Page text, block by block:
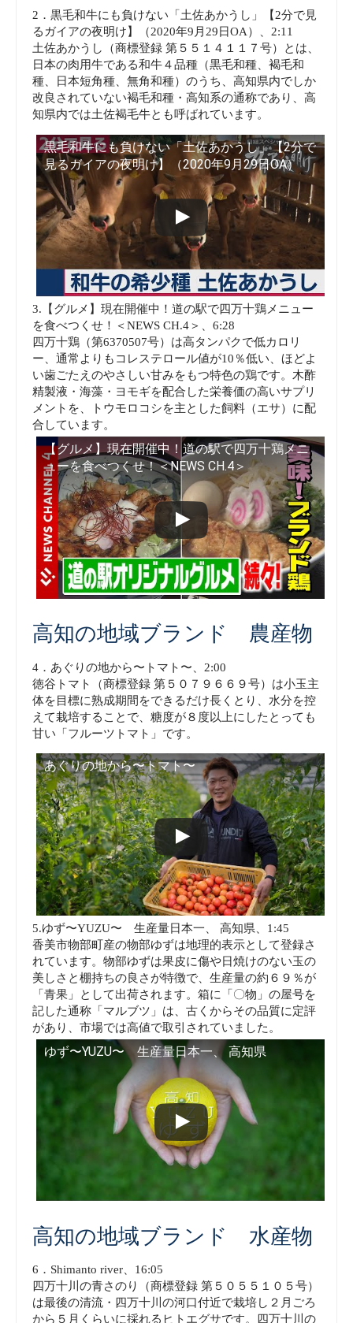
2．黒毛和牛にも負けない「土佐あかうし」【2分で見
るガイアの夜明け】（2020年9月29日OA）、2:11
土佐あかうし（商標登録 第５５１４１１７号）とは、
日本の肉用牛である和牛４品種（黒毛和種、褐毛和
種、日本短角種、無角和種）のうち、高知県内でしか
改良されていない褐毛和種・高知系の通称であり、高
知県内では土佐褐毛牛とも呼ばれています。
黒毛和牛にも負けない「土佐あかうし」【2分で
見るガイアの夜明け】（2020年9月29日OA）
3.【グルメ】現在開催中！道の駅で四万十鶏メニュー
を食べつくせ！＜NEWS CH.4＞、6:28
四万十鶏（第6370507号）は高タンパクで低カロリ
ー、通常よりもコレステロール値が10％低い、ほどよ
い歯ごたえのやさしい甘みをもつ特色の鶏です。木酢
精製液・海藻・ヨモギを配合した栄養価の高いサプリ
メントを、トウモロコシを主とした飼料（エサ）に配
合しています。
【グルメ】現在開催中！道の駅で四万十鶏メニ
ューを食べつくせ！＜NEWS CH.4＞
高知の地域ブランド 農産物
4．あぐりの地から〜トマト〜、2:00
徳谷トマト（商標登録 第５０７９６６９号）は小玉主
体を目標に熟成期間をできるだけ長くとり、水分を控
えて栽培することで、糖度が８度以上にしたとっても
甘い「フルーツトマト」です。
あぐりの地から〜トマト〜
5.ゆず〜YUZU〜 生産量日本一、 高知県、1:45
香美市物部町産の物部ゆずは地理的表示として登録さ
れています。物部ゆずは果皮に傷や日焼けのない玉の
美しさと棚持ちの良さが特徴で、生産量の約６９％が
「青果」として出荷されます。箱に「〇物」の屋号を
記した通称「マルブツ」は、古くからその品質に定評
があり、市場では高値で取引されていました。
ゆず〜YUZU〜 生産量日本一、 高知県
高知の地域ブランド 水産物
6．Shimanto river、16:05
四万十川の青さのり（商標登録 第５０５５１０５号）
は最後の清流・四万十川の河口付近で栽培し２月ごろ
から５月くらいに採れるヒトエグサです。四万十川の